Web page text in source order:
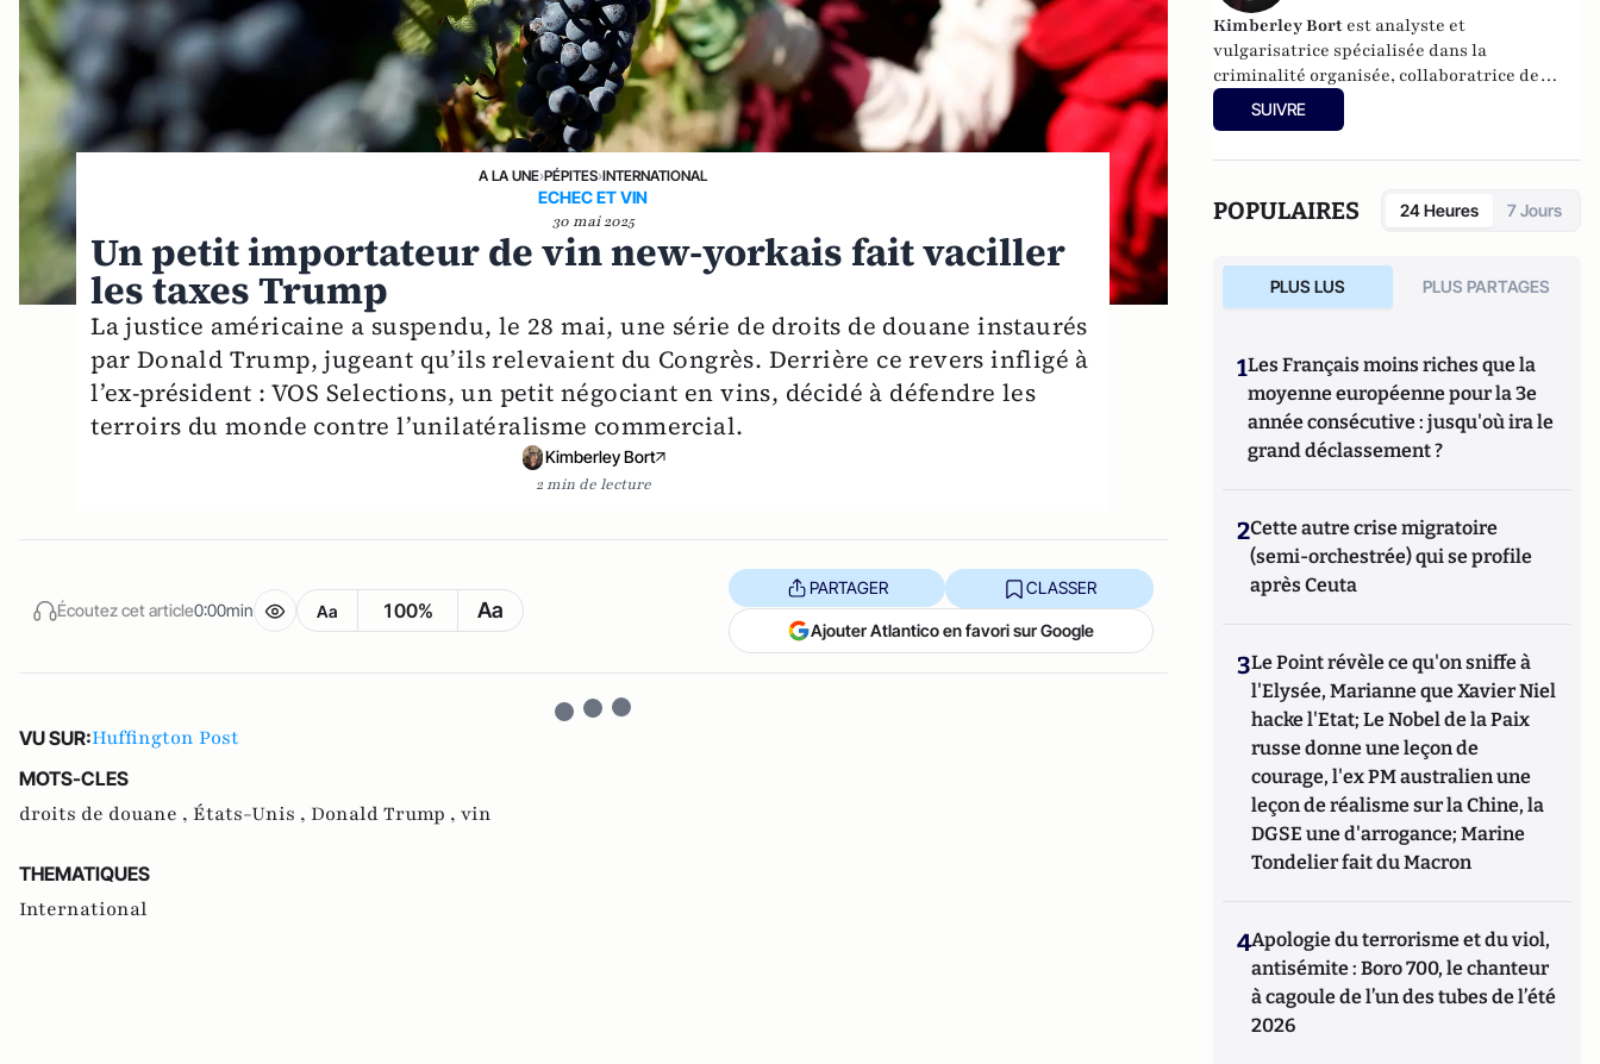
A LA UNE›PÉPITES›INTERNATIONAL
ECHEC ET VIN
30 mai 2025
Un petit importateur de vin new-yorkais fait vaciller
les taxes Trump
La justice américaine a suspendu, le 28 mai, une série de droits de douane instaurés
par Donald Trump, jugeant qu’ils relevaient du Congrès. Derrière ce revers infligé à
l’ex-président : VOS Selections, un petit négociant en vins, décidé à défendre les
terroirs du monde contre l’unilatéralisme commercial.
Kimberley Bort
2 min de lecture
Écoutez cet article0:00min Aa 100% Aa
PARTAGER CLASSER
Ajouter Atlantico en favori sur Google
VU SUR:Huffington Post
MOTS-CLES
droits de douane , États-Unis , Donald Trump , vin
THEMATIQUES
International
Kimberley Bort est analyste et
vulgarisatrice spécialisée dans la
criminalité organisée, collaboratrice de
CrimOrg.com et à la tête de
Stories, un projet de contenus sur les
SUIVRE
POPULAIRES 24 Heures 7 Jours
PLUS LUS PLUS PARTAGES
1Les Français moins riches que la
moyenne européenne pour la 3e
année consécutive : jusqu'où ira le
grand déclassement ?
2Cette autre crise migratoire
(semi-orchestrée) qui se profile
après Ceuta
3Le Point révèle ce qu'on sniffe à
l'Elysée, Marianne que Xavier Niel
hacke l'Etat; Le Nobel de la Paix
russe donne une leçon de
courage, l'ex PM australien une
leçon de réalisme sur la Chine, la
DGSE une d'arrogance; Marine
Tondelier fait du Macron
4Apologie du terrorisme et du viol,
antisémite : Boro 700, le chanteur
à cagoule de l’un des tubes de l’été
2026